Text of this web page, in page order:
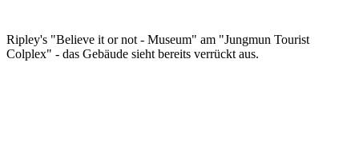
Ripley's "Believe it or not - Museum" am "Jungmun Tourist
Colplex" - das Gebäude sieht bereits verrückt aus.